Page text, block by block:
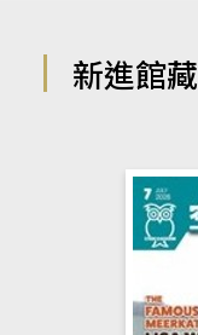
新進館藏